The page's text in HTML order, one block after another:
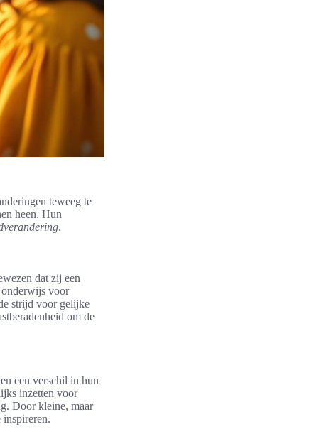
teweeg te
heen. Hun
.
dat zij een
onderwijs voor
strijd voor gelijke
om de
een verschil in hun
inzetten voor
Door kleine, maar